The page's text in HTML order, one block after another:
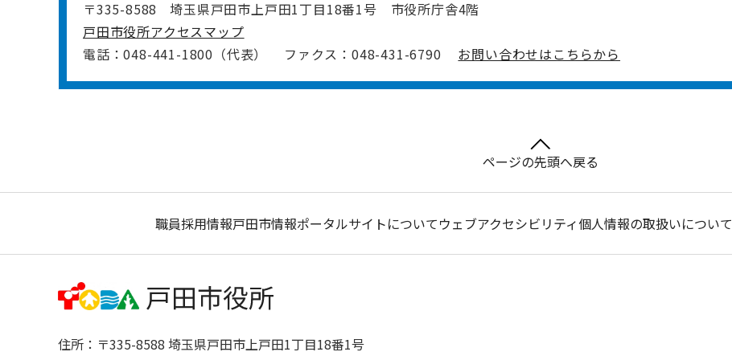
〒335-8588
埼玉県戸田市上戸田1丁目18番1号 市役所庁舎4階
戸田市役所アクセスマップ
電話：048-441-1800（代表）
ファクス：048-431-6790 お問い合わせはこちらから
ページの先頭へ戻る
職員採用情報戸田市情報ポータルサイトについてウェブアクセシビリティ個人情報の取扱いについて
住所：〒335-8588 埼玉県戸田市上戸田1丁目18番1号